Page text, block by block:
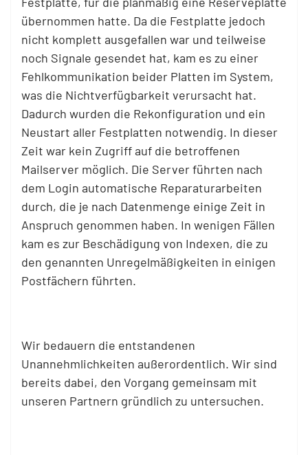
übernommen hatte. Da die Festplatte jedoch
nicht komplett ausgefallen war und teilweise
noch Signale gesendet hat, kam es zu einer
Fehlkommunikation beider Platten im System,
was die Nichtverfügbarkeit verursacht hat.
Dadurch wurden die Rekonfiguration und ein
Neustart aller Festplatten notwendig. In dieser
Zeit war kein Zugriff auf die betroffenen
Mailserver möglich. Die Server führten nach
dem Login automatische Reparaturarbeiten
durch, die je nach Datenmenge einige Zeit in
Anspruch genommen haben. In wenigen Fällen
kam es zur Beschädigung von Indexen, die zu
den genannten Unregelmäßigkeiten in einigen
Postfächern führten.
Wir bedauern die entstandenen
Unannehmlichkeiten außerordentlich. Wir sind
bereits dabei, den Vorgang gemeinsam mit
unseren Partnern gründlich zu untersuchen.